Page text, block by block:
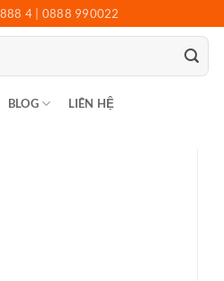
4 | 0888 990022
BLOG LIÊN HỆ